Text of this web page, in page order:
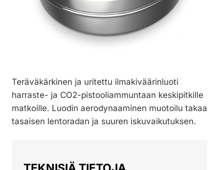
Teräväkärkinen ja uritettu ilmakiväärinluoti
harraste- ja CO2-pistooliammuntaan keskipitkille
matkoille. Luodin aerodynaaminen muotoilu takaa
tasaisen lentoradan ja suuren iskuvaikutuksen.